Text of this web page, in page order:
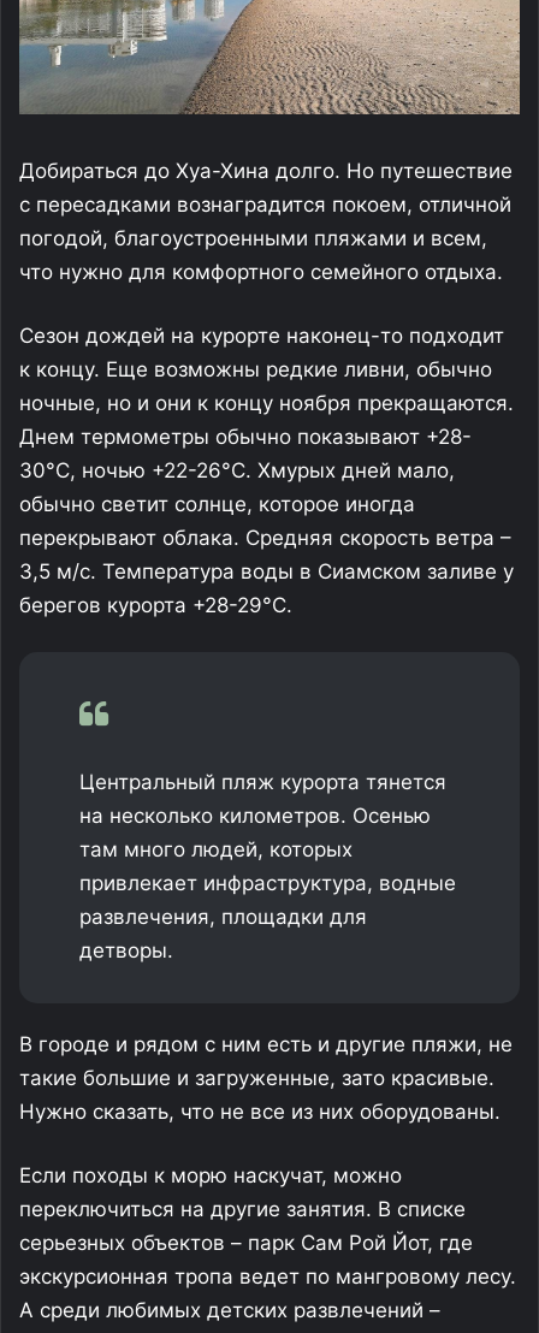
Добираться до Хуа-Хина долго. Но путешествие
с пересадками вознаградится покоем, отличной
погодой, благоустроенными пляжами и всем,
что нужно для комфортного семейного отдыха.
Сезон дождей на курорте наконец-то подходит
к концу. Еще возможны редкие ливни, обычно
ночные, но и они к концу ноября прекращаются.
Днем термометры обычно показывают +28-
30°С, ночью +22-26°С. Хмурых дней мало,
обычно светит солнце, которое иногда
перекрывают облака. Средняя скорость ветра –
3,5 м/с. Температура воды в Сиамском заливе у
берегов курорта +28-29°С.
Центральный пляж курорта тянется
на несколько километров. Осенью
там много людей, которых
привлекает инфраструктура, водные
развлечения, площадки для
детворы.
В городе и рядом с ним есть и другие пляжи, не
такие большие и загруженные, зато красивые.
Нужно сказать, что не все из них оборудованы.
Если походы к морю наскучат, можно
переключиться на другие занятия. В списке
серьезных объектов – парк Сам Рой Йот, где
экскурсионная тропа ведет по мангровому лесу.
А среди любимых детских развлечений –